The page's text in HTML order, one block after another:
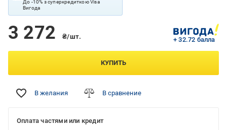
До -10% з суперкредиткою Visa
Вигода
3 272 ₴/шт. + 32.72 балла
КУПИТЬ
В желания В сравнение
Оплата частями или кредит